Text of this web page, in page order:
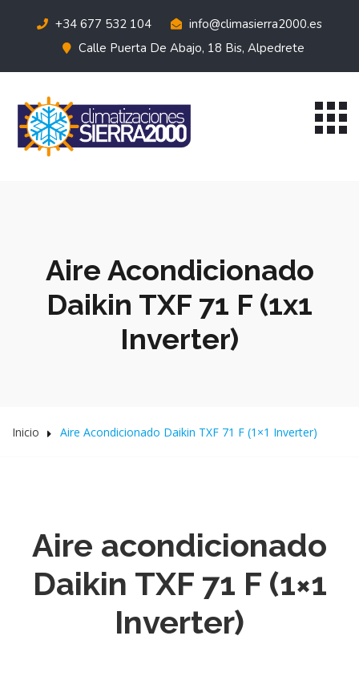
+34 677 532 104
info@climasierra2000.es
Calle Puerta De Abajo, 18 Bis, Alpedrete
Aire Acondicionado
Daikin TXF 71 F (1x1
Inverter)
Inicio Aire Acondicionado Daikin TXF 71 F (1×1 Inverter)
Aire acondicionado
Daikin TXF 71 F (1×1
Inverter)